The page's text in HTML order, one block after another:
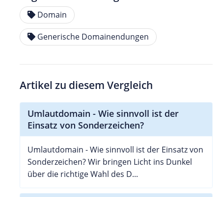
Domain
Generische Domainendungen
Artikel zu diesem Vergleich
Umlautdomain - Wie sinnvoll ist der
Einsatz von Sonderzeichen?
Umlautdomain - Wie sinnvoll ist der Einsatz von
Sonderzeichen? Wir bringen Licht ins Dunkel
über die richtige Wahl des D...